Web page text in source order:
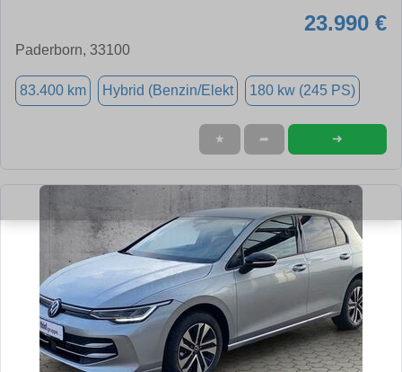
23.990 €
Paderborn, 33100
83.400 km Hybrid (Benzin/Elekt 180 kw (245 PS)
★ ➦ ➜